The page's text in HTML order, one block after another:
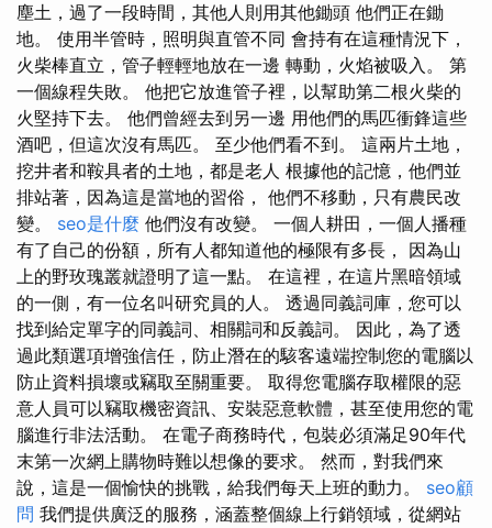
塵土，過了一段時間，其他人則用其他鋤頭 他們正在鋤
地。 使用半管時，照明與直管不同 會持有在這種情況下，
火柴棒直立，管子輕輕地放在一邊 轉動，火焰被吸入。 第
一個線程失敗。 他把它放進管子裡，以幫助第二根火柴的
火堅持下去。 他們曾經去到另一邊 用他們的馬匹衝鋒這些
酒吧，但這次沒有馬匹。 至少他們看不到。 這兩片土地，
挖井者和鞍具者的土地，都是老人 根據他的記憶，他們並
排站著，因為這是當地的習俗， 他們不移動，只有農民改
變。 seo是什麼 他們沒有改變。 一個人耕田，一個人播種
有了自己的份額，所有人都知道他的極限有多長， 因為山
上的野玫瑰叢就證明了這一點。 在這裡，在這片黑暗領域
的一側，有一位名叫研究員的人。 透過同義詞庫，您可以
找到給定單字的同義詞、相關詞和反義詞。 因此，為了透
過此類選項增強信任，防止潛在的駭客遠端控制您的電腦以
防止資料損壞或竊取至關重要。 取得您電腦存取權限的惡
意人員可以竊取機密資訊、安裝惡意軟體，甚至使用您的電
腦進行非法活動。 在電子商務時代，包裝必須滿足90年代
末第一次網上購物時難以想像的要求。 然而，對我們來
說，這是一個愉快的挑戰，給我們每天上班的動力。 seo顧
問 我們提供廣泛的服務，涵蓋整個線上行銷領域，從網站